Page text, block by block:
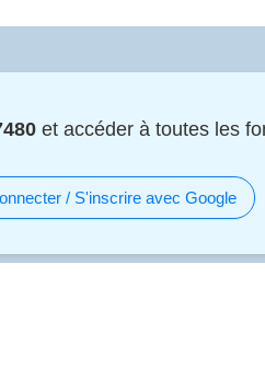
et accéder à toutes les
/ S'inscrire avec Google